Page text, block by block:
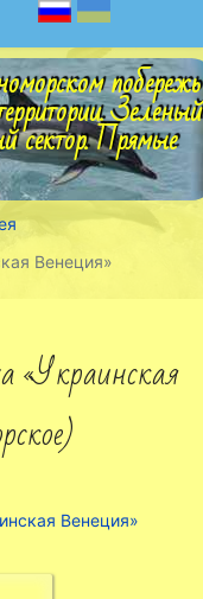
Зеленый
сектор. Прямые
Венеция»
«Украинская
Венеция»